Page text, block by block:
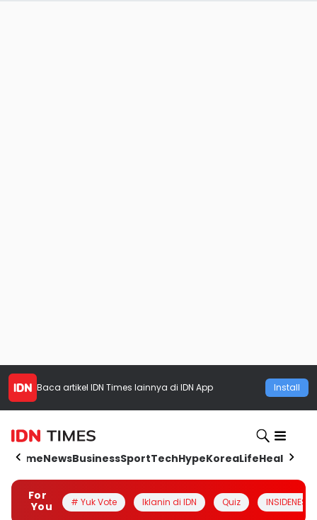
Baca artikel IDN Times lainnya di IDN App Install
HomeNewsBusinessSportTechHypeKoreaLifeHealth
For
You
# Yuk Vote Iklanin di IDN Quiz INSIDENESIA